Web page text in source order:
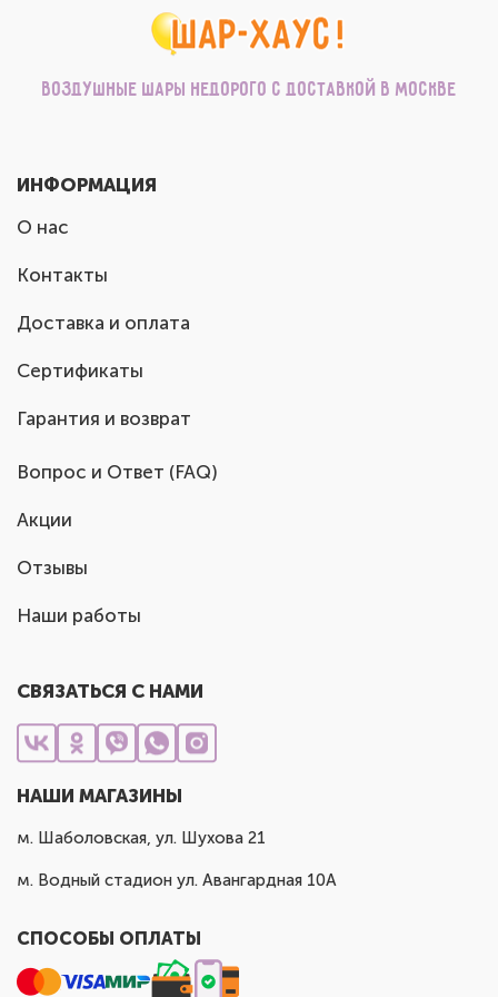
Воздушные шары недорого с доставкой в Москве
ИНФОРМАЦИЯ
О нас
Контакты
Доставка и оплата
Сертификаты
Гарантия и возврат
Вопрос и Ответ (FAQ)
Акции
Отзывы
Наши работы
СВЯЗАТЬСЯ С НАМИ
НАШИ МАГАЗИНЫ
м. Шаболовская, ул. Шухова 21
м. Водный стадион ул. Авангардная 10А
СПОСОБЫ ОПЛАТЫ